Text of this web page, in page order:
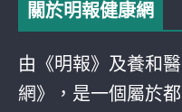
關於明報健康網
由《明報》及養和
網》，是一個屬於